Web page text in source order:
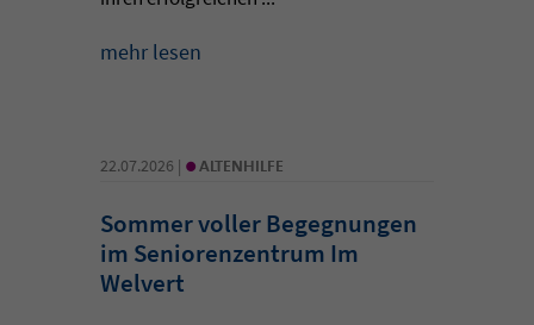
mehr lesen
22.07.2026 | • ALTENHILFE
Sommer voller Begegnungen
im Seniorenzentrum Im
Welvert